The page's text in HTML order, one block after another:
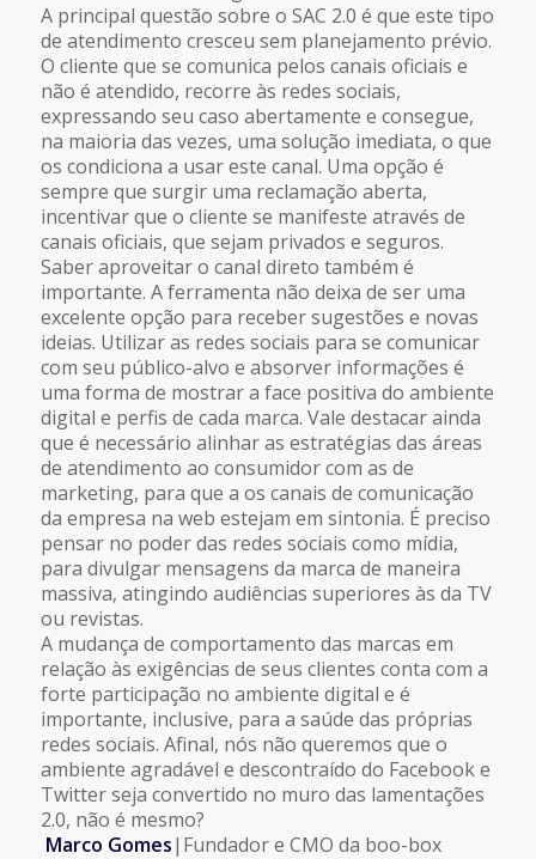
A principal questão sobre o SAC 2.0 é que este tipo
de atendimento cresceu sem planejamento prévio.
O cliente que se comunica pelos canais oficiais e
não é atendido, recorre às redes sociais,
expressando seu caso abertamente e consegue,
na maioria das vezes, uma solução imediata, o que
os condiciona a usar este canal. Uma opção é
sempre que surgir uma reclamação aberta,
incentivar que o cliente se manifeste através de
canais oficiais, que sejam privados e seguros.
Saber aproveitar o canal direto também é
importante. A ferramenta não deixa de ser uma
excelente opção para receber sugestões e novas
ideias. Utilizar as redes sociais para se comunicar
com seu público-alvo e absorver informações é
uma forma de mostrar a face positiva do ambiente
digital e perfis de cada marca. Vale destacar ainda
que é necessário alinhar as estratégias das áreas
de atendimento ao consumidor com as de
marketing, para que a os canais de comunicação
da empresa na web estejam em sintonia. É preciso
pensar no poder das redes sociais como mídia,
para divulgar mensagens da marca de maneira
massiva, atingindo audiências superiores às da TV
ou revistas.
A mudança de comportamento das marcas em
relação às exigências de seus clientes conta com a
forte participação no ambiente digital e é
importante, inclusive, para a saúde das próprias
redes sociais. Afinal, nós não queremos que o
ambiente agradável e descontraído do Facebook e
Twitter seja convertido no muro das lamentações
2.0, não é mesmo?
Marco Gomes|Fundador e CMO da boo-box